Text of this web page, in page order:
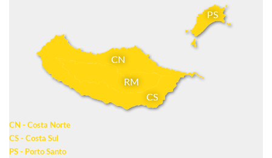
CN
CS
PS
RM
CN - Costa Norte
CS - Costa Sul
PS - Porto Santo